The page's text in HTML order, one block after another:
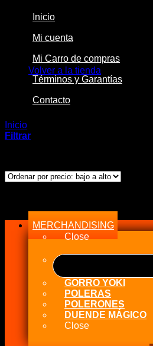
Volver a la tienda
Inicio
Mi cuenta
Mi Carro de compras
Términos y Garantías
Contacto
Inicio
Filtrar
MERCHANDISING
Close
GORRO YOKI
POLERAS
POLERONES
DUENDE MÁGICO
Close